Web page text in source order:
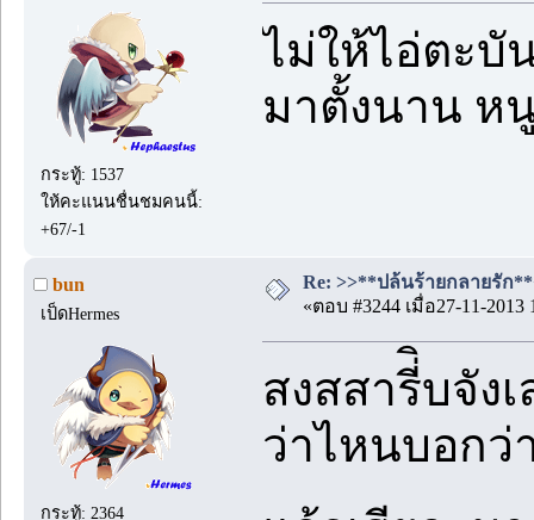
กระทู้: 1537
ให้คะแนนชื่นชมคนนี้:
+67/-1
ไม่ให้ไอ่ตะบั
มาตั้งนาน ห
bun
เป็ดHermes
กระทู้: 2364
Re: >>**ปล้นร้ายกลายรัก
«ตอบ #3244 เมื่อ27-11-2013
สงสสารี่ิบจัง
ว่าไหนบอกว่